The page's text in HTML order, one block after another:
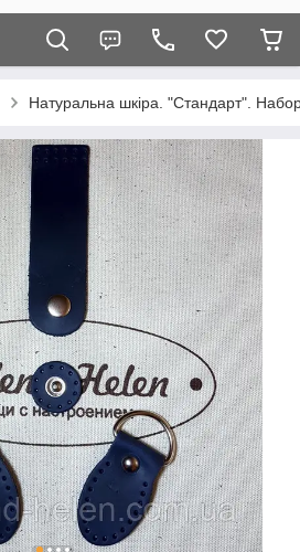
Натуральна шкіра. "Стандарт".